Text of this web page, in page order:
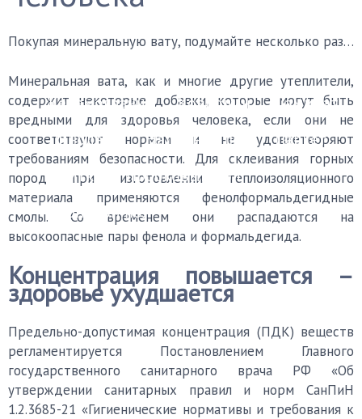
Керамогранит
Ковролин
Ламинат
Линолеум
Наливной пол
Паркет
Плитка
Пробковый пол
Черновой пол
Уборка
Каталог мастеров FAQ
Покупая минеральную вату, подумайте несколько раз…
Минеральная вата, как и многие другие утеплители,
содержит некоторые добавки, которые могут быть
вредными для здоровья человека, если они не
соответствуют нормам и не удовлетворяют
требованиям безопасности. Для склеивания горных
пород при изготовлении теплоизоляционного
материала применяются фенолформальдегидные
смолы. Со временем они распадаются на
высокоопасные пары фенола и формальдегида.
Концентрация повышается –
здоровье ухудшается
Предельно-допустимая концентрация (ПДК) веществ
регламентируется Постановлением Главного
государственного санитарного врача РФ «Об
утверждении санитарных правил и норм СанПиН
1.2.3685-21 «Гигиенические нормативы и требования к